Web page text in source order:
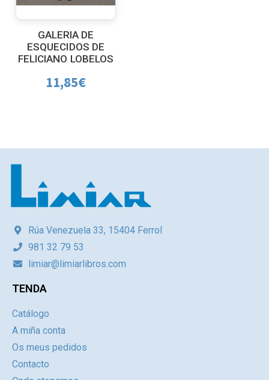
GALERIA DE
ESQUECIDOS DE
FELICIANO LOBELOS
11,85€
Rúa Venezuela 33, 15404 Ferrol
981 32 79 53
limiar@limiarlibros.com
TENDA
Catálogo
A miña conta
Os meus pedidos
Contacto